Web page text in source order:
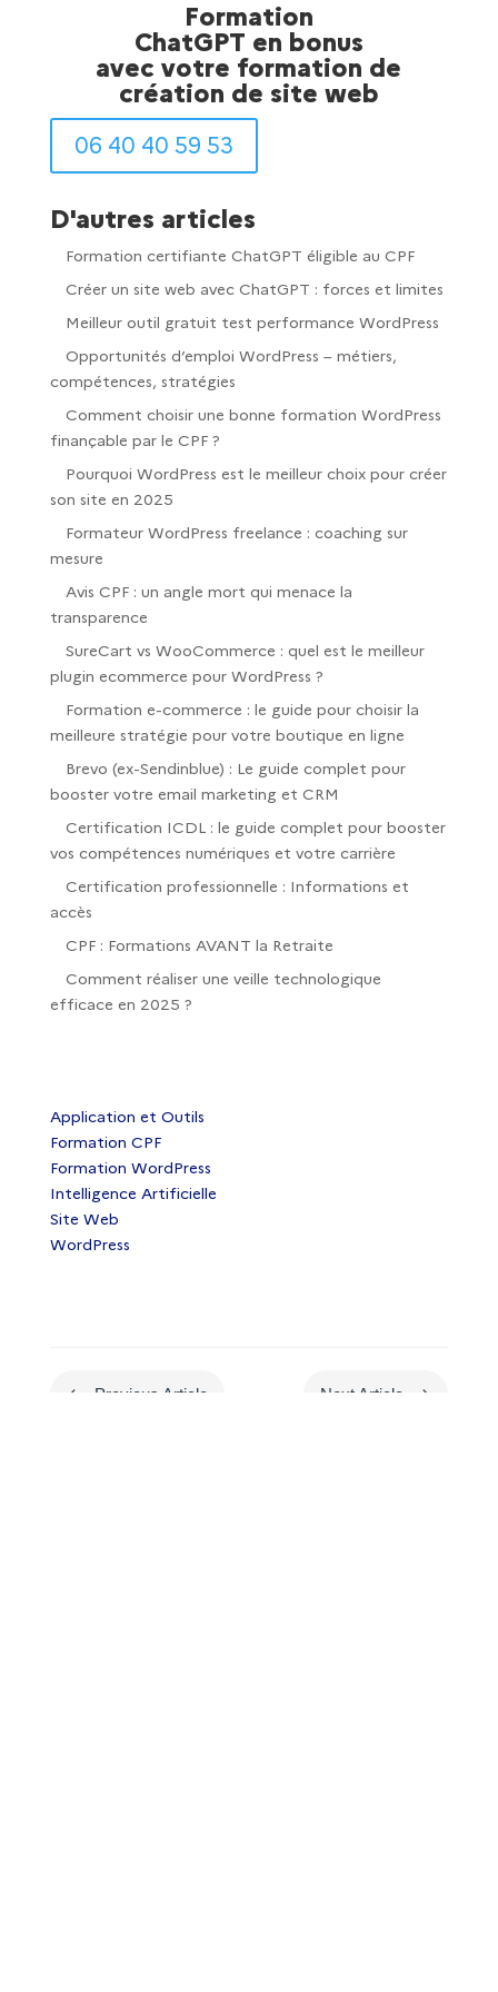
Formation
ChatGPT en bonus
avec votre formation de
création de site web
06 40 40 59 53
D'autres articles
Formation certifiante ChatGPT éligible au CPF
Créer un site web avec ChatGPT : forces et limites
Meilleur outil gratuit test performance WordPress
Opportunités d’emploi WordPress – métiers,
compétences, stratégies
Comment choisir une bonne formation WordPress
finançable par le CPF ?
Pourquoi WordPress est le meilleur choix pour créer
son site en 2025
Formateur WordPress freelance : coaching sur
mesure
Avis CPF : un angle mort qui menace la
transparence
SureCart vs WooCommerce : quel est le meilleur
plugin ecommerce pour WordPress ?
Formation e-commerce : le guide pour choisir la
meilleure stratégie pour votre boutique en ligne
Brevo (ex-Sendinblue) : Le guide complet pour
booster votre email marketing et CRM
Certification ICDL : le guide complet pour booster
vos compétences numériques et votre carrière
Certification professionnelle : Informations et
accès
CPF : Formations AVANT la Retraite
Comment réaliser une veille technologique
efficace en 2025 ?
Application et Outils
Formation CPF
Formation WordPress
Intelligence Artificielle
Site Web
WordPress
# Previous Article Next Article $